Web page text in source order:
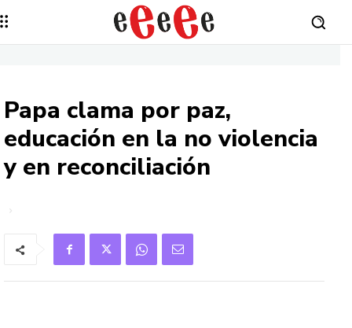
Papa clama por paz,
educación en la no violencia
y en reconciliación